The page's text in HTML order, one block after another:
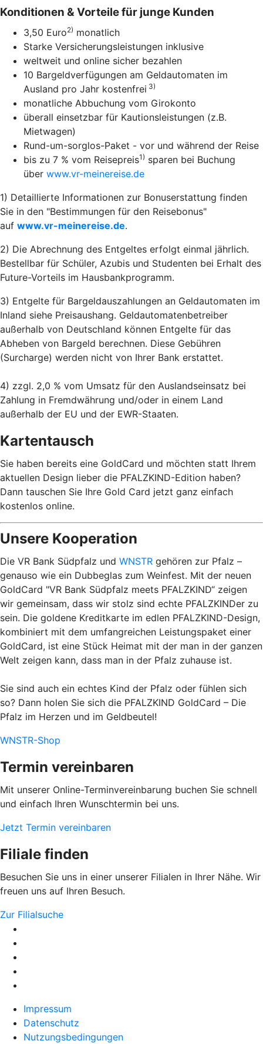
Konditionen & Vorteile für junge Kunden
3,50 Euro2) monatlich
Starke Versicherungsleistungen inklusive
weltweit und online sicher bezahlen
10 Bargeldverfügungen am Geldautomaten im
Ausland pro Jahr kostenfrei 3)
monatliche Abbuchung vom Girokonto
überall einsetzbar für Kautionsleistungen (z.B.
Mietwagen)
Rund-um-sorglos-Paket - vor und während der Reise
bis zu 7 % vom Reisepreis1) sparen bei Buchung
über www.vr-meinereise.de
1) Detaillierte Informationen zur Bonuserstattung finden
Sie in den "Bestimmungen für den Reisebonus"
auf www.vr-meinereise.de.
2) Die Abrechnung des Entgeltes erfolgt einmal jährlich.
Bestellbar für Schüler, Azubis und Studenten bei Erhalt des
Future-Vorteils im Hausbankprogramm.
3) Entgelte für Bargeldauszahlungen an Geldautomaten im
Inland siehe Preisaushang. Geldautomatenbetreiber
außerhalb von Deutschland können Entgelte für das
Abheben von Bargeld berechnen. Diese Gebühren
(Surcharge) werden nicht von Ihrer Bank erstattet.
4) zzgl. 2,0 % vom Umsatz für den Auslandseinsatz bei
Zahlung in Fremdwährung und/oder in einem Land
außerhalb der EU und der EWR-Staaten.
Kartentausch
Sie haben bereits eine GoldCard und möchten statt Ihrem
aktuellen Design lieber die PFALZKIND-Edition haben?
Dann tauschen Sie Ihre Gold Card jetzt ganz einfach
kostenlos online.
Unsere Kooperation
Die VR Bank Südpfalz und WNSTR gehören zur Pfalz –
genauso wie ein Dubbeglas zum Weinfest. Mit der neuen
GoldCard "VR Bank Südpfalz meets PFALZKIND“ zeigen
wir gemeinsam, dass wir stolz sind echte PFALZKINDer zu
sein. Die goldene Kreditkarte im edlen PFALZKIND-Design,
kombiniert mit dem umfangreichen Leistungspaket einer
GoldCard, ist eine Stück Heimat mit der man in der ganzen
Welt zeigen kann, dass man in der Pfalz zuhause ist.
Sie sind auch ein echtes Kind der Pfalz oder fühlen sich
so? Dann holen Sie sich die PFALZKIND GoldCard – Die
Pfalz im Herzen und im Geldbeutel!
WNSTR-Shop
Termin vereinbaren
Mit unserer Online-Terminvereinbarung buchen Sie schnell
und einfach Ihren Wunschtermin bei uns.
Jetzt Termin vereinbaren
Filiale finden
Besuchen Sie uns in einer unserer Filialen in Ihrer Nähe. Wir
freuen uns auf Ihren Besuch.
Zur Filialsuche
Impressum
Datenschutz
Nutzungsbedingungen